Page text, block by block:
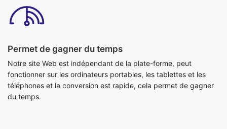
Permet de gagner du temps
Notre site Web est indépendant de la plate-forme, peut
fonctionner sur les ordinateurs portables, les tablettes et les
téléphones et la conversion est rapide, cela permet de gagner
du temps.